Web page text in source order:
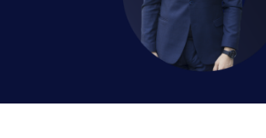
Согласие на обработку